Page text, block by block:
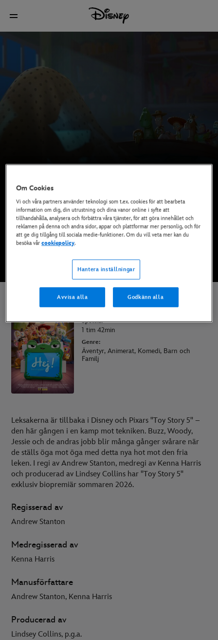
Nu på bio
SE TRAILER
Toy Story 5
Speltid:
1 tim 42min
Genre:
Äventyr, Animerat, Komedi, Barn och
Familj
Leksakerna är tillbaka i Disney och Pixars "Toy Story 5" –
den här gången i en kamp mot tekniken. Buzz, Woody,
Jessie och de andras jobb blir många gånger svårare när
de ställs öga mot öga med detta nya hot mot den fria
leken. I regi av Andrew Stanton, medregi av Kenna Harris
och producerad av Lindsey Collins har "Toy Story 5"
exklusiv biopremiär sommaren 2026.
Regisserad av
Andrew Stanton
Medregisserad av
Kenna Harris
Manusförfattare
Andrew Stanton, Kenna Harris
Producerad av
Lindsey Collins, p.g.a.
Om Cookies
Vi och våra partners använder teknologi som t.ex. cookies för att bearbeta
information om dig, din utrustning och dina vanor online i syfte att
tillhandahålla, analysera och förbättra våra tjänster, för att göra innehållet och
reklamen på denna och andra sidor, appar och plattformar mer personlig, och för
att ge dig tillgång till sociala medie-funktioner. Om du vill veta mer kan du
besöka vårcookiepolicy.
Hantera inställningar
Avvisa alla Godkänn alla